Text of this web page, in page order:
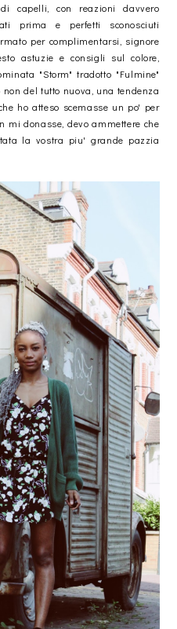
capelli, con reazioni davvero
prima e perfetti sconosciuti
per complimentarsi, signore
astuzie e consigli sul colore,
"Storm" tradotto "Fulmine"
del tutto nuova, una tendenza
ho atteso scemasse un po' per
mi donasse, devo ammettere che
la vostra piu' grande pazzia